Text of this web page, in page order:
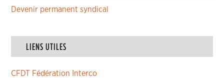
Devenir permanent syndical
LIENS UTILES
CFDT Fédération Interco